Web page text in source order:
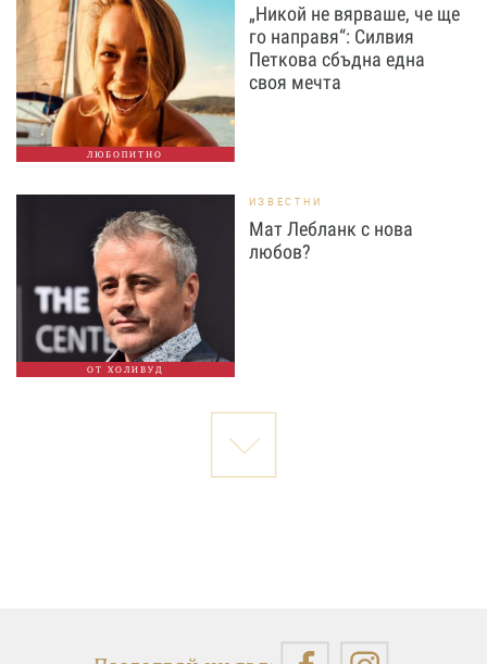
ЛЮБОПИТНО
„Никой не вярваше, че ще
го направя“: Силвия
Петкова сбъдна една
своя мечта
ОТ ХОЛИВУД
ИЗВЕСТНИ
Мат Лебланк с нова
любов?